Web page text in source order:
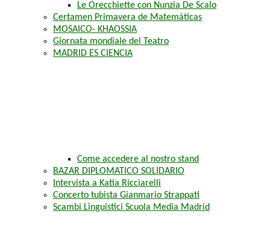
Le Orecchiette con Nunzia De Scalo
Certamen Primavera de Matemáticas
MOSAICO- KHAOSSIA
Giornata mondiale del Teatro
MADRID ES CIENCIA
Come accedere al nostro stand
BAZAR DIPLOMATICO SOLIDARIO
Intervista a Katia Ricciarelli
Concerto tubista Gianmario Strappati
Scambi Linguistici Scuola Media Madrid